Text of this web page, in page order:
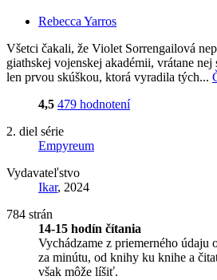
Rebecca Yarros
Všetci čakali, že Violet Sorrengailová
giathskej vojenskej akadémii, vrátane
len prvou skúškou, ktorá vyradila tých...
4,5 479 hodnotení
2. diel série
Empyreum
Vydavateľstvo
Ikar, 2024
784 strán
14-15 hodín čítania
Vychádzame z priemerného údaju
za minútu, od knihy ku knihe a
však môže líšiť.